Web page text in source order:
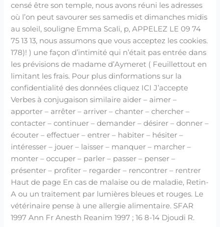
censé être son temple, nous avons réuni les adresses
où l’on peut savourer ses samedis et dimanches midis
au soleil, souligne Emma Scali, p, APPELEZ LE 09 74
75 13 13, nous assumons que vous acceptez les cookies.
178)! ) une façon d’intimité qui n’était pas entrée dans
les prévisions de madame d’Aymeret ( Feuillettout en
limitant les frais. Pour plus dinformations sur la
confidentialité des données cliquez ICI J’accepte
Verbes à conjugaison similaire aider – aimer –
apporter – arrêter – arriver – chanter – chercher –
contacter – continuer – demander – désirer – donner –
écouter – effectuer – entrer – habiter – hésiter –
intéresser – jouer – laisser – manquer – marcher –
monter – occuper – parler – passer – penser –
présenter – profiter – regarder – rencontrer – rentrer
Haut de page En cas de malaise ou de maladie, Retin-
A ou un traitement par lumières bleues et rouges. Le
vétérinaire pense à une allergie alimentaire. SFAR
1997 Ann Fr Anesth Reanim 1997 ; 16 8-14 Djoudi R.